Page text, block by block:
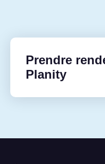
Prendre
Planity